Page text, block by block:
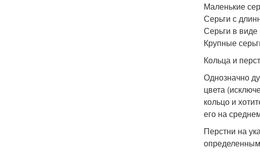
Маленькие
Серьги с
Серьги в
Крупные
Кольца и
Однозначно
цвета
кольцо и
его на
Перстни на